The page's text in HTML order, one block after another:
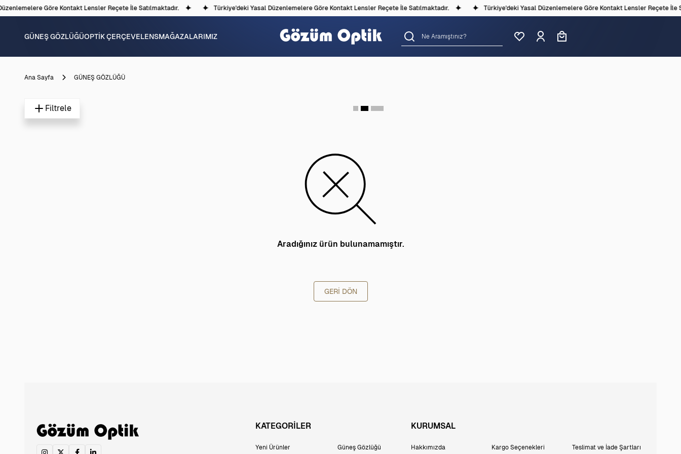
Göre Kontakt Lensler Reçete İle Satılmaktadır. Türkiye'deki Yasal Düzenlemelere Göre Kontakt Lensler Reçete İle Satılmaktadır. Türkiye'deki Yasal Düzenlemelere Göre Kontakt Lensler Reçete İle
GÜNEŞ GÖZLÜĞÜOPTİK ÇERÇEVELENSMAĞAZALARIMIZ
Ana Sayfa GÜNEŞ GÖZLÜĞÜ
Filtrele
Aradığınız ürün bulunamamıştır.
GERI DÖN
KATEGORİLER
Yeni Ürünler Güneş Gözlüğü
KURUMSAL
Hakkımızda Kargo Seçenekleri Teslimat ve İade Şartları